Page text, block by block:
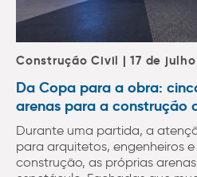
Construção Civil | 17 de
Da Copa para a obra:
arenas para a construção
Durante uma partida, a
para arquitetos, engenheiros
construção, as próprias